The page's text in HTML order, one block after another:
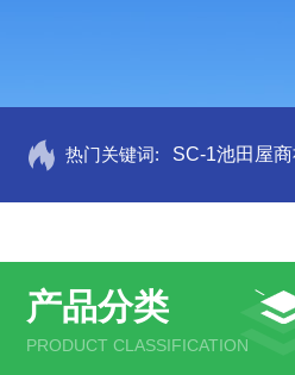
热门关键词: SC-1池田屋
产品分类
PRODUCT CLASSIFICATION